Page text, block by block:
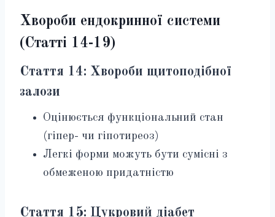
Хвороби ендокринної системи
(Статті 14-19)
Стаття 14: Хвороби щитоподібної
залози
Оцінюється функціональний стан
(гіпер- чи гіпотиреоз)
Легкі форми можуть бути сумісні з
обмеженою придатністю
Стаття 15: Цукровий діабет